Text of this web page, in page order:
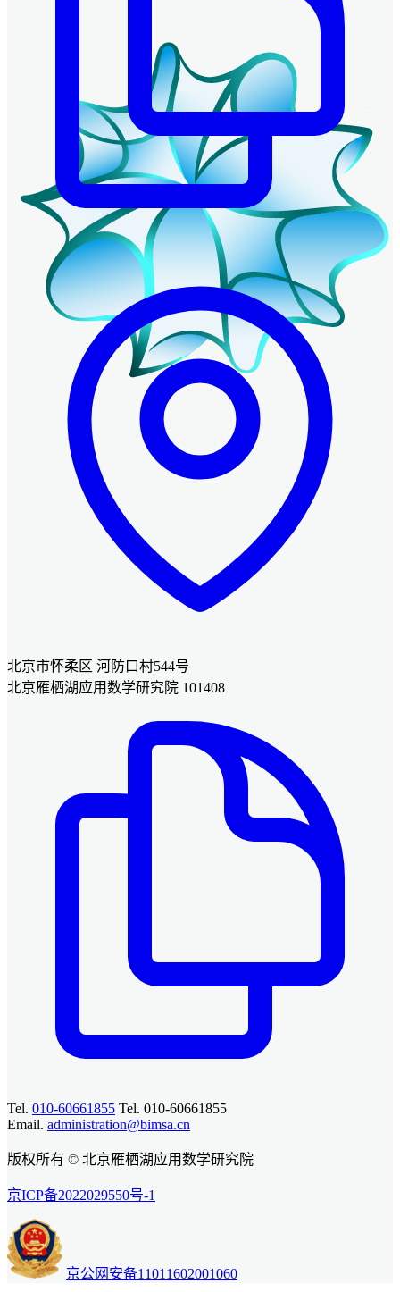
北京市怀柔区 河防口村544号
北京雁栖湖应用数学研究院 101408
Tel. 010-60661855 Tel. 010-60661855
Email. administration@bimsa.cn
版权所有 © 北京雁栖湖应用数学研究院
京ICP备2022029550号-1
京公网安备11011602001060